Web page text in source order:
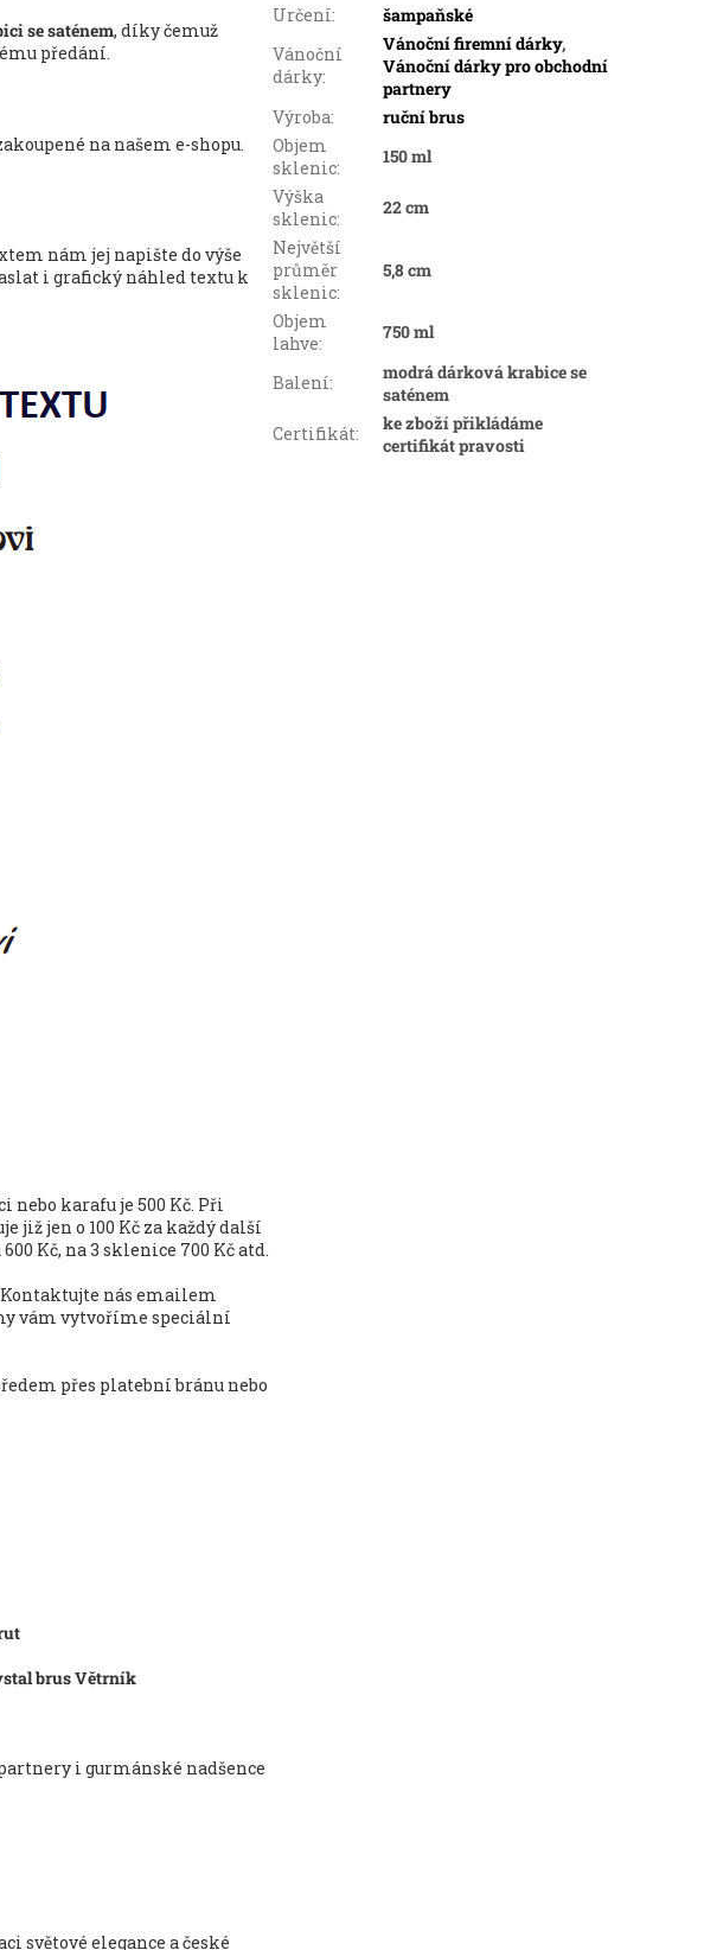
se saténem, díky čemuž
předání.
na našem e-shopu.
nám jej napište do výše
i grafický náhled textu k
nebo karafu je 500 Kč. Při
již jen o 100 Kč za každý další
Kč, na 3 sklenice 700 Kč atd.
nás emailem
vám vytvoříme speciální
přes platební bránu nebo
brus Větrník
i gurmánské nadšence
světové elegance a české
Určení:
šampaňské
Vánoční
dárky:
Vánoční firemní dárky,
Vánoční dárky pro obchodní
partnery
Výroba:
ruční brus
Objem
sklenic:
150 ml
Výška
sklenic:
22 cm
Největší
průměr
sklenic:
5,8 cm
Objem
lahve:
750 ml
Balení:
modrá dárková krabice se
saténem
Certifikát:
ke zboží přikládáme
certifikát pravosti